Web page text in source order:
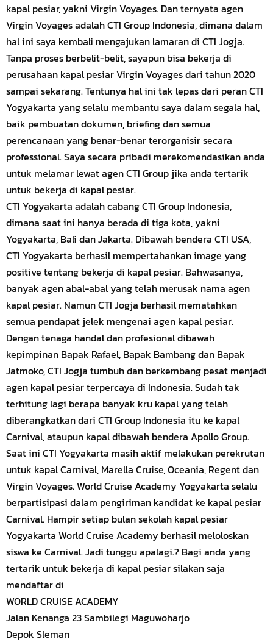
kapal pesiar, yakni Virgin Voyages. Dan ternyata agen
Virgin Voyages adalah CTI Group Indonesia, dimana dalam
hal ini saya kembali mengajukan lamaran di CTI Jogja.
Tanpa proses berbelit-belit, sayapun bisa bekerja di
perusahaan kapal pesiarVirgin Voyages dari tahun 2020
sampai sekarang. Tentunya hal ini tak lepas dari peran CTI
Yogyakarta yang selalu membantu saya dalam segala hal,
baik pembuatan dokumen, briefing dan semua
perencanaan yang benar-benar terorganisir secara
professional. Saya secara pribadi merekomendasikan anda
untuk melamar lewat agen CTI Group jika anda tertarik
untuk bekerja di kapal pesiar.
CTI Yogyakarta adalah cabang CTI Group Indonesia,
dimana saat ini hanya berada di tiga kota, yakni
Yogyakarta, Bali dan Jakarta. Dibawah bendera CTI USA,
CTI Yogyakarta berhasil mempertahankan image yang
positive tentang bekerja di kapal pesiar. Bahwasanya,
banyak agen abal-abal yang telah merusak nama agen
kapal pesiar. Namun CTI Jogja berhasil mematahkan
semua pendapat jelek mengenai agen kapal pesiar.
Dengan tenaga handal dan profesional dibawah
kepimpinan Bapak Rafael, Bapak Bambang dan Bapak
Jatmoko, CTI Jogja tumbuh dan berkembang pesat menjadi
agen kapal pesiar terpercaya di Indonesia. Sudah tak
terhitung lagi berapa banyak kru kapal yang telah
diberangkatkan dari CTI Group Indonesia itu ke kapal
Carnival, ataupun kapal dibawah bendera Apollo Group.
Saat ini CTI Yogyakarta masih aktif melakukan perekrutan
untuk kapalCarnival, Marella Cruise, Oceania, Regent dan
Virgin Voyages. World Cruise Academy Yogyakarta selalu
berpartisipasi dalam pengiriman kandidat ke kapal pesiar
Carnival. Hampir setiap bulansekolah kapal pesiar
Yogyakarta World Cruise Academy berhasil meloloskan
siswa ke Carnival. Jadi tunggu apalagi.? Bagi anda yang
tertarik untuk bekerja di kapal pesiar silakan saja
mendaftardi
WORLD CRUISE ACADEMY
Jalan Kenanga 23 Sambilegi Maguwoharjo
Depok Sleman